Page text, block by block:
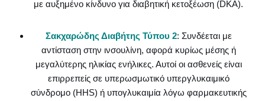
με αυξημένο κίνδυνο για διαβητική κετοξέωση (DKA).
Σακχαρώδης Διαβήτης Τύπου 2: Συνδέεται με
αντίσταση στην ινσουλίνη, αφορά κυρίως μέσης ή
μεγαλύτερης ηλικίας ενήλικες. Αυτοί οι ασθενείς είναι
επιρρεπείς σε υπερωσμωτικό υπεργλυκαιμικό
σύνδρομο (HHS) ή υπογλυκαιμία λόγω φαρμακευτικής